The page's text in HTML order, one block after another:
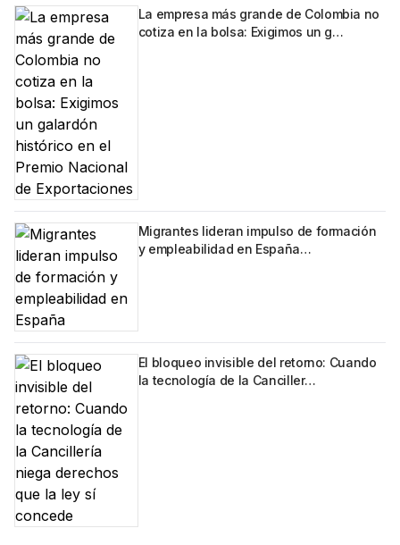
La empresa más grande de Colombia no
cotiza en la bolsa: Exigimos un g…
Migrantes lideran impulso de formación
y empleabilidad en España…
El bloqueo invisible del retorno: Cuando
la tecnología de la Canciller…